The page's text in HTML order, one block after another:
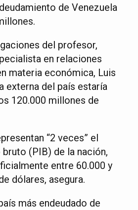
de Venezuela
del profesor,
en relaciones
materia económica, Luis
externa del país estaría
120.000 millones de
“2 veces” el
(PIB) de la nación,
entre 60.000 y
dólares, asegura.
más endeudado de